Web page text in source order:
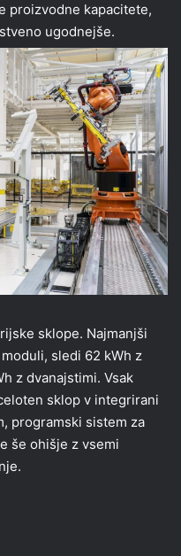
proizvodne kapacitete,
ugodnejše.
sklope. Najmanjši
sledi 62 kWh z
z dvanajstimi. Vsak
sklop v integrirani
programski sistem za
še ohišje z vsemi